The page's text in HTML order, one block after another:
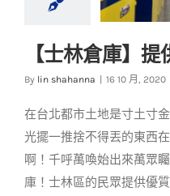
客戶實
【士林倉庫】
By lin shahanna | 16 10 月, 2020
在台北都市土地是寸土寸
光擺一推捨不得丟的東西
啊！千呼萬喚始出來萬眾
庫！士林區的民眾提供優